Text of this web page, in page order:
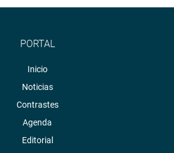
PORTAL
Inicio
Noticias
Contrastes
Agenda
Editorial